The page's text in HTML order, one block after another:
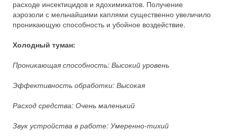
расходе инсектицидов и ядохимикатов. Получение
аэрозоли с мельчайшими каплями существенно увеличило
проникающую способность и убойное воздействие.
Холодный туман:
Проникающая способность: Высокий уровень
Эффективность обработки: Высокая
Расход средства: Очень маленький
Звук устройства в работе: Умеренно-тихий